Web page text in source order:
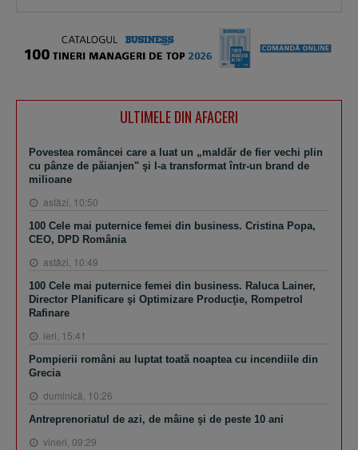
ULTIMELE DIN AFACERI
Povestea româncei care a luat un „maldăr de fier vechi plin
cu pânze de păianjen" şi l-a transformat într-un brand de
milioane
astăzi, 10:50
100 Cele mai puternice femei din business. Cristina Popa,
CEO, DPD România
astăzi, 10:49
100 Cele mai puternice femei din business. Raluca Lainer,
Director Planificare şi Optimizare Producţie, Rompetrol
Rafinare
ieri, 15:41
Pompierii români au luptat toată noaptea cu incendiile din
Grecia
duminică, 10:26
Antreprenoriatul de azi, de mâine şi de peste 10 ani
vineri, 09:29